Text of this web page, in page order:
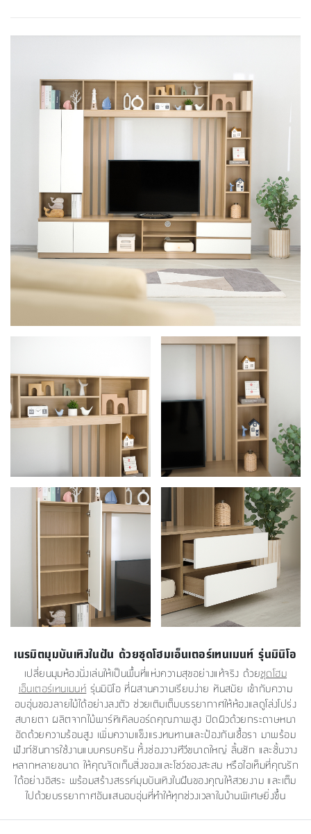
เนรมิตมุมบันเทิงในฝัน ด้วยชุดโฮมเอ็นเตอร์เทนเมนท์ รุ่นมินิโอ
เปลี่ยนมุมห้องนั่งเล่นให้เป็นพื้นที่แห่งความสุขอย่างแท้จริง ด้วยชุดโฮม
เอ็นเตอร์เทนเมนท์ รุ่นมินิโอ ที่ผสานความเรียบง่าย ทันสมัย เข้ากับความ
อบอุ่นของลายไม้ได้อย่างลงตัว ช่วยเติมเต็มบรรยากาศให้ห้องแลดูโล่งโปร่ง
สบายตา ผลิตจากไม้พาร์ทิเคิลบอร์ดคุณภาพสูง ปิดผิวด้วยกระดาษหนา
อัดด้วยความร้อนสูง เพิ่มความแข็งแรงทนทานและป้องกันเชื้อรา มาพร้อม
ฟังก์ชันการใช้งานแบบครบครัน ทั้งช่องวางทีวีขนาดใหญ่ ลิ้นชัก และชั้นวาง
หลากหลายขนาด ให้คุณจัดเก็บสิ่งของและโชว์ของสะสม หรือไอเท็มที่คุณรัก
ได้อย่างอิสระ พร้อมสร้างสรรค์มุมบันเทิงในฝันของคุณให้สวยงาม และเต็ม
ไปด้วยบรรยากาศอันแสนอบอุ่นที่ทำให้ทุกช่วงเวลาในบ้านพิเศษยิ่งขึ้น